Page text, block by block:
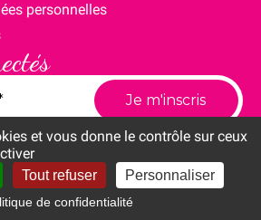
personnelles
et vous donne le contrôle sur ceux
Tout refuser Personnaliser
de confidentialité